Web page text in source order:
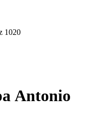
1020
Antonio